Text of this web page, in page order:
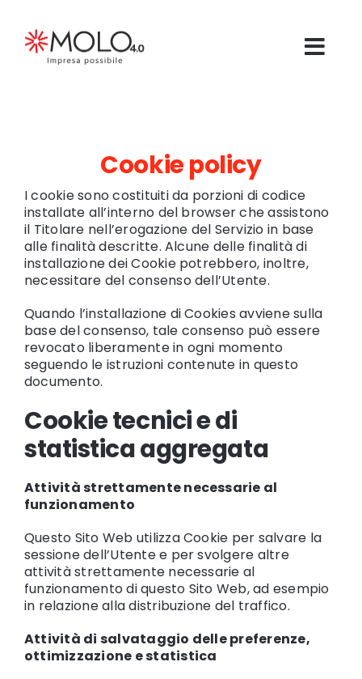
contenuto
Cookie policy
I cookie sono costituiti da porzioni di codice
installate all’interno del browser che assistono
il Titolare nell’erogazione del Servizio in base
alle finalità descritte. Alcune delle finalità di
installazione dei Cookie potrebbero, inoltre,
necessitare del consenso dell’Utente.
Quando l’installazione di Cookies avviene sulla
base del consenso, tale consenso può essere
revocato liberamente in ogni momento
seguendo le istruzioni contenute in questo
documento.
Cookie tecnici e di
statistica aggregata
Attività strettamente necessarie al
funzionamento
Questo Sito Web utilizza Cookie per salvare la
sessione dell’Utente e per svolgere altre
attività strettamente necessarie al
funzionamento di questo Sito Web, ad esempio
in relazione alla distribuzione del traffico.
Attività di salvataggio delle preferenze,
ottimizzazione e statistica